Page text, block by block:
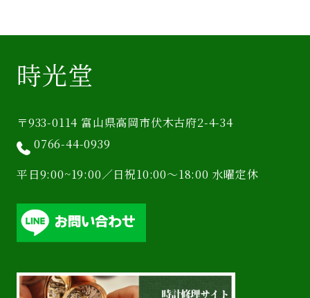
時光堂
〒933-0114 富山県高岡市伏木古府2-4-34
0766-44-0939
平日9:00~19:00／日祝10:00〜18:00 水曜定休